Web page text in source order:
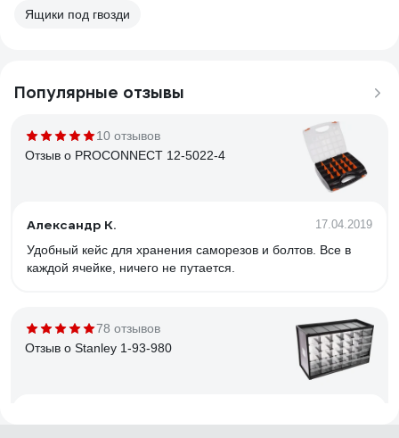
Ящики под гвозди
Популярные отзывы
10 отзывов
Отзыв о PROCONNECT 12-5022-4
Александр К. 17.04.2019
Удобный кейс для хранения саморезов и болтов. Все в
каждой ячейке, ничего не путается.
78 отзывов
Отзыв о Stanley 1-93-980